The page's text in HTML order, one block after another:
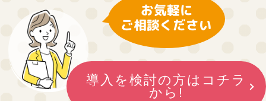
お気軽に
ご相談ください
導入を検討の方はコチラ
から!